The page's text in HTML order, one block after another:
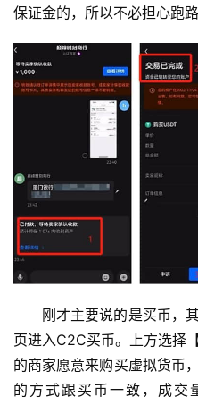
保证金的，所以不必担心跑路
刚才主要说的是买币，
页进入C2C买币。上方选择
的商家愿意来购买虚拟货币
的方式跟买币一致，成交